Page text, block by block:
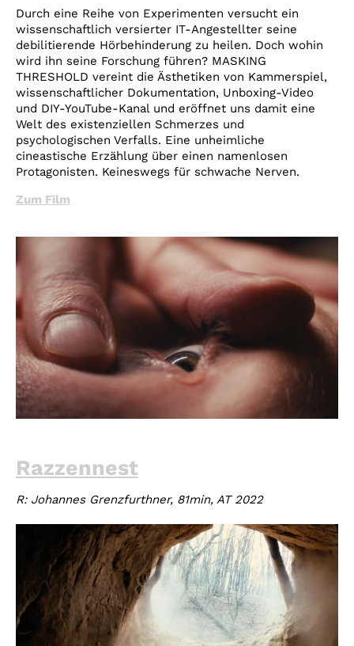
Durch eine Reihe von Experimenten versucht ein
wissenschaftlich versierter IT-Angestellter seine
debilitierende Hörbehinderung zu heilen. Doch wohin
wird ihn seine Forschung führen? MASKING
THRESHOLD vereint die Ästhetiken von Kammerspiel,
wissenschaftlicher Dokumentation, Unboxing-Video
und DIY-YouTube-Kanal und eröffnet uns damit eine
Welt des existenziellen Schmerzes und
psychologischen Verfalls. Eine unheimliche
cineastische Erzählung über einen namenlosen
Protagonisten. Keineswegs für schwache Nerven.
Zum Film
Razzennest
R: Johannes Grenzfurthner, 81min, AT 2022